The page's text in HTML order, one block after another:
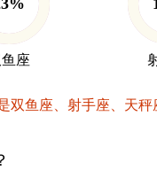
座
鱼座、射手座、天秤